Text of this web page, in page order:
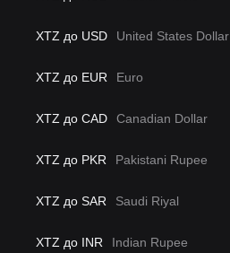
XTZ до USD United States Dollar
XTZ до EUR Euro
XTZ до CAD Canadian Dollar
XTZ до PKR Pakistani Rupee
XTZ до SAR Saudi Riyal
XTZ до INR Indian Rupee